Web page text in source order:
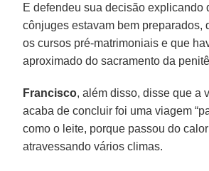
E defendeu sua decisão explicando
cônjuges estavam bem preparados,
os cursos pré-matrimoniais e que
aproximado do sacramento da
Francisco, além disso, disse que a
acaba de concluir foi uma viagem
como o leite, porque passou do
atravessando vários climas.